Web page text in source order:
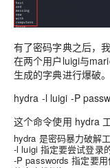
有了密码字典之后，
在两个用户luigi与
生成的字典进行爆破。
hydra -l luigi -P
这个命令使用 hydra
hydra 是密码暴力破解工
-l luigi 指定要尝试登录
-P passwords 指定要